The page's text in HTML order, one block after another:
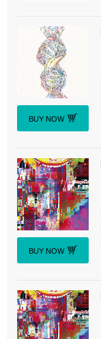
BUY NOW
BUY NOW